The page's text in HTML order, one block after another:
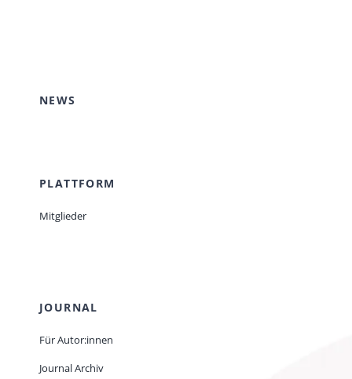
NEWS
PLATTFORM
Mitglieder
JOURNAL
Für Autor:innen
Journal Archiv